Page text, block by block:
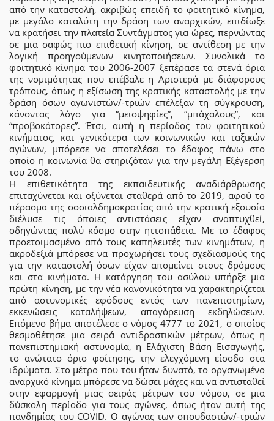
από την καταστολή, ακριβώς επειδή το φοιτητικό κίνημα,
με μεγάλο καταλύτη την δράση των αναρχικών, επιδίωξε
να κρατήσει την πλατεία Συντάγματος για ώρες, περνώντας
σε μια σαφώς πιο επιθετική κίνηση, σε αντίθεση με την
λογική προηγούμενων κινητοποιήσεων. Συνολικά το
φοιτητικό κίνημα του 2006-2007 ξεπέρασε τα στενά όρια
της νομιμότητας που επέβαλε η Αριστερά με διάφορους
τρόπους, όπως η εξίσωση της κρατικής καταστολής με την
δράση όσων αγωνιστών/-τριών επέλεξαν τη σύγκρουση,
κάνοντας λόγο για “μειοψηφίες”, “μπάχαλους”, και
“προβοκάτορες”. Έτσι, αυτή η περίοδος του φοιτητικού
κινήματος, και γενικότερα των κοινωνικών και ταξικών
αγώνων, μπόρεσε να αποτελέσει το έδαφος πάνω στο
οποίο η κοινωνία θα στηριζόταν για την μεγάλη Εξέγερση
του 2008.
Η επιθετικότητα της εκπαιδευτικής αναδιάρθρωσης
επιταχύνεται και οξύνεται σταθερά από το 2019, αφού το
πέρασμα της σοσιαλδημοκρατίας από την κρατική εξουσία
διέλυσε τις όποιες αντιστάσεις είχαν αναπτυχθεί,
οδηγώντας πολύ κόσμο στην ηττοπάθεια. Με το έδαφος
προετοιμασμένο από τους καπηλευτές των κινημάτων, η
ακροδεξιά μπόρεσε να προχωρήσει τους σχεδιασμούς της
για την καταστολή όσων είχαν απομείνει στους δρόμους
και στα κινήματα. Η κατάργηση του ασύλου υπήρξε μια
πρώτη κίνηση, με την νέα κανονικότητα να χαρακτηρίζεται
από αστυνομικές εφόδους εντός των πανεπιστημίων,
εκκενώσεις καταλήψεων, απαγόρευση εκδηλώσεων.
Επόμενο βήμα αποτέλεσε ο νόμος 4777 το 2021, ο οποίος
θεσμοθέτησε μια σειρά αντιδραστικών μέτρων, όπως η
πανεπιστημιακή αστυνομία, η Ελάχιστη Βάση Εισαγωγής,
το ανώτατο όριο φοίτησης, την ελεγχόμενη είσοδο στα
ιδρύματα. Στο μέτρο που του ήταν δυνατό, το οργανωμένο
αναρχικό κίνημα μπόρεσε να δώσει μάχες και να αντισταθεί
στην εφαρμογή μιας σειράς μέτρων του νόμου, σε μια
δύσκολη περίοδο για τους αγώνες, όπως ήταν αυτή της
πανδημίας του COVID. Ο αγώνας των σπουδαστών/-τριών